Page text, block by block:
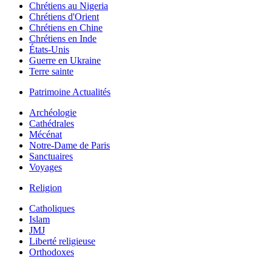
Chrétiens au Nigeria
Chrétiens d'Orient
Chrétiens en Chine
Chrétiens en Inde
États-Unis
Guerre en Ukraine
Terre sainte
Patrimoine Actualités
Archéologie
Cathédrales
Mécénat
Notre-Dame de Paris
Sanctuaires
Voyages
Religion
Catholiques
Islam
JMJ
Liberté religieuse
Orthodoxes